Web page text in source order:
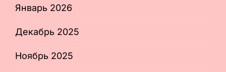
Январь 2026
Декабрь 2025
Ноябрь 2025